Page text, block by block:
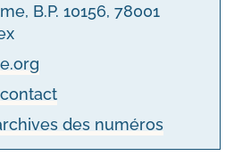
B.P. 10156, 78001
des numéros